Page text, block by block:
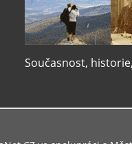
Současnost,